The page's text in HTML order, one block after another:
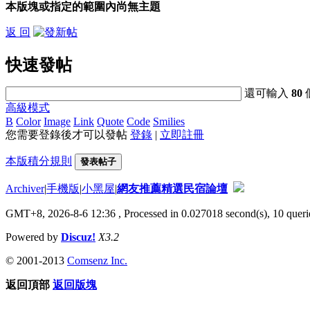
本版塊或指定的範圍內尚無主題
返 回
快速發帖
還可輸入80
高級模式
B Color Image Link Quote Code Smilies
您需要登錄後才可以發帖 登錄 | 立即註冊
本版積分規則 發表帖子
Archiver|手機版|小黑屋|網友推薦精選民宿論壇
GMT+8, 2026-8-6 12:36 , Processed in 0.027018 second(s), 10
Powered by Discuz! X3.2
© 2001-2013 Comsenz Inc.
返回頂部 返回版塊